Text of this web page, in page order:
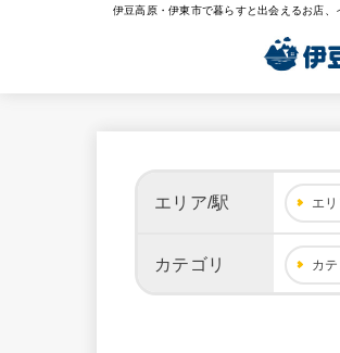
伊豆高原・伊東市で暮らすと出会えるお店、
エリア/駅 エ
カテゴリ カ